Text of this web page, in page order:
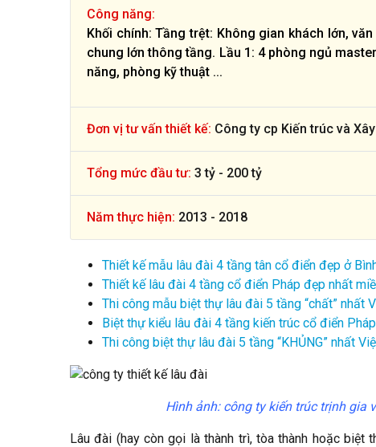
Công năng:
Khối chính: Tầng trệt: Không gian khách lớn,
chung lớn thông tầng. Lầu 1: 4 phòng ngủ
năng, phòng kỹ thuật ...
Đơn vị tư vấn thiết kế: Công ty cp Kiến trúc và
Tổng mức đầu tư: 3 tỷ - 200 tỷ
Năm thực hiện: 2013 - 2018
Thiết kế mẫu lâu đài 4 tầng tân cổ điển đẹp ở
Thiết kế lâu đài 4 tầng cổ điển Pháp đẹp nhất
Thi công mẫu biệt thự lâu đài 5 tầng “chất” nhất
Biệt thự kiểu lâu đài 4 tầng kiến trúc cổ điển
Thi công biệt thự lâu đài 5 tầng “KHỦNG” nhất
Hình ảnh: công ty kiến trúc trịnh gia
Lâu đài (hay còn gọi là thành trì, tòa thành hoặc